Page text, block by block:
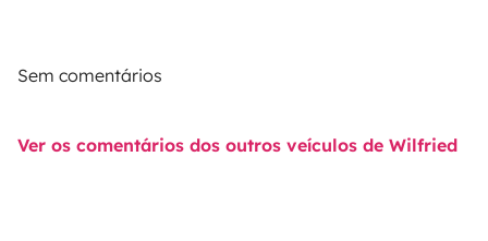
Sem comentários
Ver os comentários dos outros veículos de Wilfried